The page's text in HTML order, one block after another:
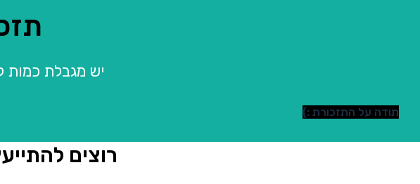
יש מגבלת כמות
תודה על התזכורת :)
רוצים